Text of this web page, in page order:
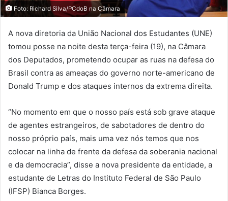
Foto: Richard Silva/PCdoB na Câmara
A nova diretoria da União Nacional dos Estudantes (UNE)
tomou posse na noite desta terça-feira (19), na Câmara
dos Deputados, prometendo ocupar as ruas na defesa do
Brasil contra as ameaças do governo norte-americano de
Donald Trump e dos ataques internos da extrema direita.
“No momento em que o nosso país está sob grave ataque
de agentes estrangeiros, de sabotadores de dentro do
nosso próprio país, mais uma vez nós temos que nos
colocar na linha de frente da defesa da soberania nacional
e da democracia”, disse a nova presidente da entidade, a
estudante de Letras do Instituto Federal de São Paulo
(IFSP) Bianca Borges.